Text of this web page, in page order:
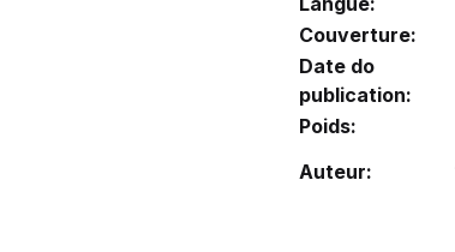
Couverture:
Date do
publication:
Poids:
Auteur: